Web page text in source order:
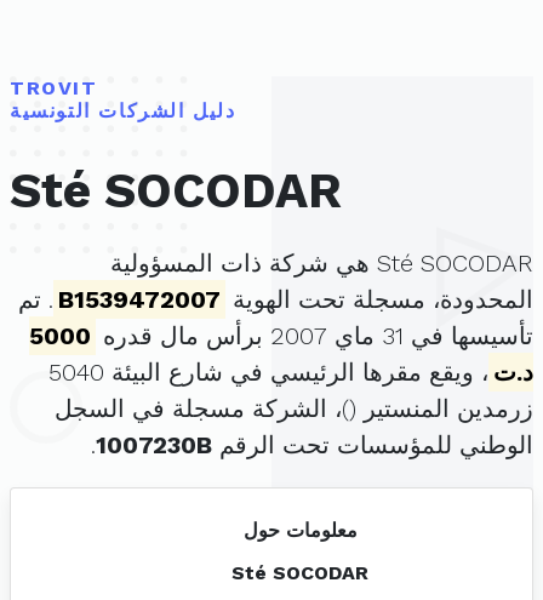
TROVIT
دليل الشركات التونسية
Sté SOCODAR
Sté SOCODAR هي شركة ذات المسؤولية
المحدودة، مسجلة تحت الهوية B1539472007 . تم
تأسيسها في 31 ماي 2007 برأس مال قدره
5000
د.ت
، ويقع مقرها الرئيسي في شارع البيئة 5040
زرمدين المنستير ()، الشركة مسجلة في السجل
الوطني للمؤسسات تحت الرقم 1007230B
.
معلومات حول
Sté SOCODAR